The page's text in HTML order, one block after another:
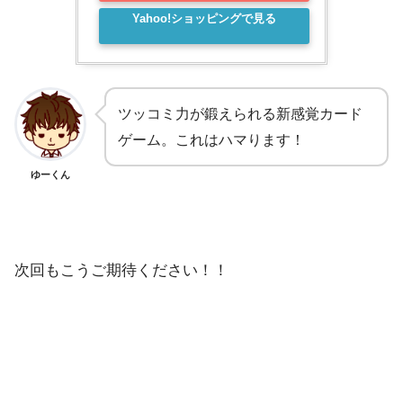
Yahoo!ショッピングで見る
ゆーくん
ツッコミ力が鍛えられる新感覚カード
ゲーム。これはハマります！
次回もこうご期待ください！！